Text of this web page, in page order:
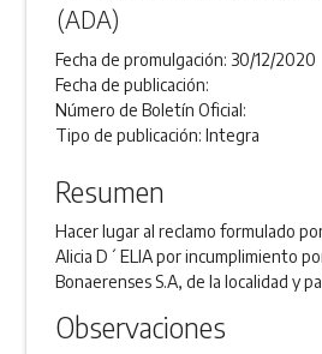
(ADA)
Fecha de promulgación: 30/12/2020
Fecha de publicación:
Número de Boletín Oficial:
Tipo de publicación:Integra
Resumen
Hacer lugar al reclamo formulado
Alicia D´ ELIA por incumplimiento
Bonaerenses S.A, de la localidad y
Observaciones